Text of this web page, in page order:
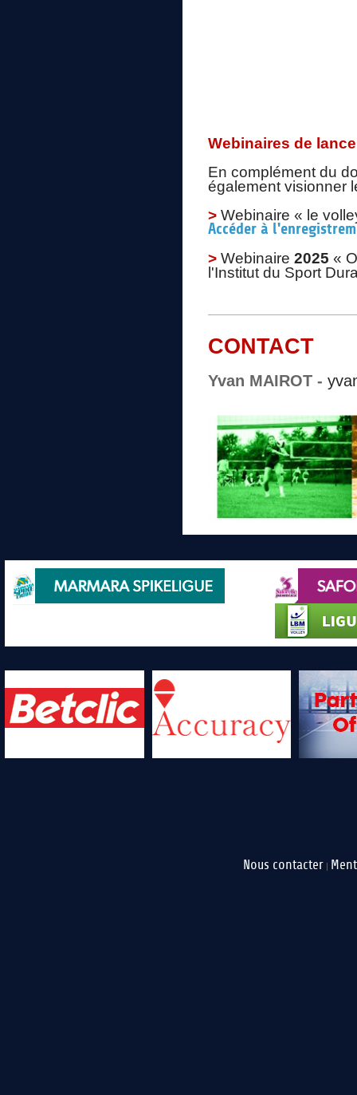
Webinaires de
En complément du
également visionner
> Webinaire « le
Accéder à
> Webinaire 2025 «
l'Institut du Sport
CONTACT
Yvan MAIROT -
Nous contacter |